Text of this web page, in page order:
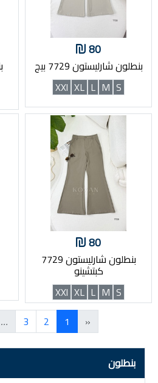
80
بنطلون شارليستون 7729 بيج
S
M
L
XL
XXl
80
بنطلون شارليستون 7729
كبتشينو
S
M
L
XL
XXl
«
1
2
3
…
بنطلون